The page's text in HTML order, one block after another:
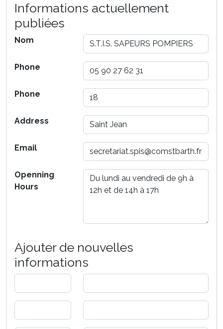
Informations actuellement
publiées
Nom
Phone
Phone
Address
Email
Openning
Hours
Ajouter de nouvelles
informations